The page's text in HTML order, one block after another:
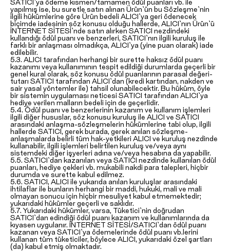
SATICI`ya ödeme kısmen/tamamen ödül puanları vb. ile
yapılmış ise, bu suretle satın alınan Ürün`ün bu Sözleşme`nin
ilgili hükümlerine göre Ürün bedeli ALICI`ya geri ödenecek
biçimde iadesinin söz konusu olduğu hallerde, ALICI`nın Ürün`ü
İNTERNET SİTESİ`nde satın alırken SATICI nezdindeki
kullandığı ödül puanı ve benzerleri, SATICI`nın ilgili kuruluş ile
farklı bir anlaşması olmadıkça, ALICI`ya (yine puan olarak) iade
edilebilir.
5.3. ALICI tarafından herhangi bir surette haksız ödül puanı
kazanımı veya kullanımının tespit edildiği durumlarda geçerli bir
genel kural olarak, söz konusu ödül puanlarının parasal değeri-
tutarı SATICI tarafından ALICI`dan (kredi kartından, nakden ve
sair yasal yöntemler ile) tahsil olunabilecektir. Bu hüküm, öyle
bir sistemin uygulaması neticesi SATICI tarafından ALICI`ya
hediye verilen malların bedeli için de geçerlidir.
5.4. Ödül puanı ve benzerlerinin kazanım ve kullanım işlemleri
ilgili diğer hususlar, söz konusu kuruluş ile ALICI ve SATICI
arasındaki anlaşma-sözleşmelerin hükümlerine tabi olup, ilgili
hallerde SATICI, gerek burada, gerek anılan sözleşme-
anlaşmalarda belirli tüm hak-yetkileri ALICI ve kuruluş nezdinde
kullanabilir, ilgili işlemleri belirtilen kuruluş ve/veya aynı
sistemdeki diğer işyerleri adına ve/veya hesabına da yapabilir.
5.5. SATICI`dan kazanılan veya SATICI nezdinde kullanılan ödül
puanları, hediye çekleri vb. mukabili nakdi para talepleri, hiçbir
durumda ve surette kabul edilmez.
5.6. SATICI, ALICI ile yukarıda anılan kuruluşlar arasındaki
ihtilaflar ile bunların herhangi bir maddi, hukuki, mali ve mali
olmayan sonucu için hiçbir mesuliyet kabul etmemektedir;
yukarıdaki hükümler geçerli ve saklıdır.
5.7. Yukarıdaki hükümler, varsa, Tüketici`nin doğrudan
SATICI`dan edindiği ödül puanı kazanım ve kullanımlarında da
kıyasen uygulanır. İNTERNET SİTESİ/SATICI`dan ödül puanı
kazanan veya SATICI`ya ödemelerinde ödül puanı vb.lerini
kullanan tüm tüketiciler, böylece ALICI, yukarıdaki özel şartları
(da) kabul etmiş olmaktadır.